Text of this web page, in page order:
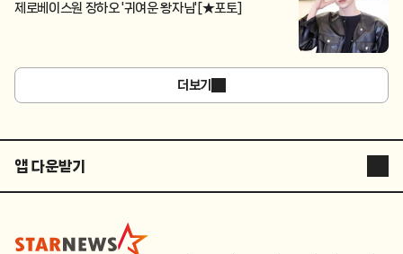
제로베이스원 장하오 '귀여운 왕자님'[★포토]
더보기
앱 다운받기
STARPOLL